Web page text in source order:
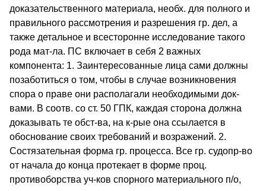
доказательственного материала, необх. для полного и
правильного рассмотрения и разрешения гр. дел, а
также детальное и всесторонне исследование такого
рода мат-ла. ПС включает в себя 2 важных
компонента: 1. Заинтересованные лица сами должны
позаботиться о том, чтобы в случае возникновения
спора о праве они располагали необходимыми док-
вами. В соотв. со ст. 50 ГПК, каждая сторона должна
доказывать те обст-ва, на к-рые она ссылается в
обоснование своих требований и возражений. 2.
Состязательная форма гр. процесса. Все гр. судопр-во
от начала до конца протекает в форме проц.
противоборства уч-ков спорного материального п/о,